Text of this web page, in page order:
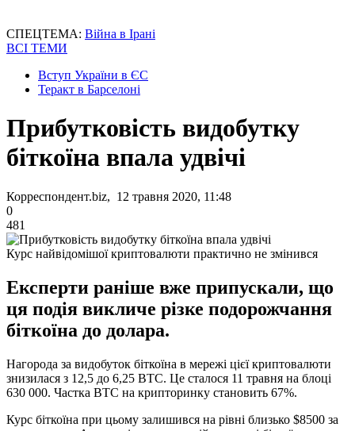
СПЕЦТЕМА: Війна в Ірані
ВСІ ТЕМИ
Вступ України в ЄС
Теракт в Барселоні
Прибутковість видобутку
біткоїна впала удвічі
Корреспондент.biz, 12 травня 2020, 11:48
0
481
Курс найвідомішої криптовалюти практично не змінився
Експерти раніше вже припускали, що
ця подія викличе різке подорожчання
біткоїна до долара.
Нагорода за видобуток біткоїна в мережі цієї криптовалюти
знизилася з 12,5 до 6,25 BTC. Це сталося 11 травня на блоці
630 000. Частка BTC на крипторинку становить 67%.
Курс біткоїна при цьому залишився на рівні близько $8500 за